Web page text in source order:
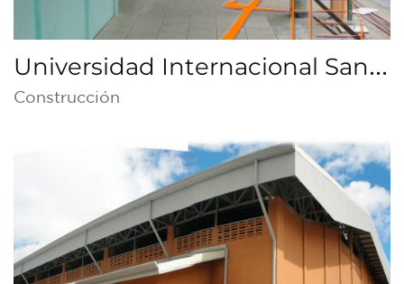
Universidad Internacional San
Isidro Labrador (Grecia)
Construcción